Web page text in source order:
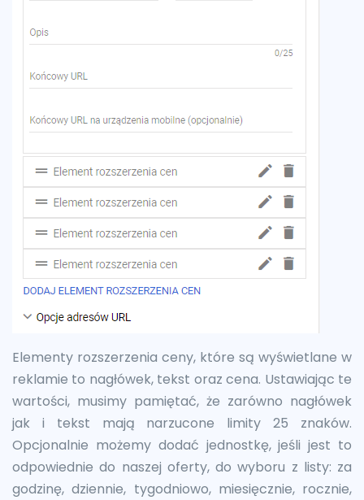
Elementy rozszerzenia ceny, które są wyświetlane w
reklamie to nagłówek, tekst oraz cena. Ustawiając te
wartości, musimy pamiętać, że zarówno nagłówek
jak i tekst mają narzucone limity 25 znaków.
Opcjonalnie możemy dodać jednostkę, jeśli jest to
odpowiednie do naszej oferty, do wyboru z listy: za
godzinę, dziennie, tygodniowo, miesięcznie, rocznie,